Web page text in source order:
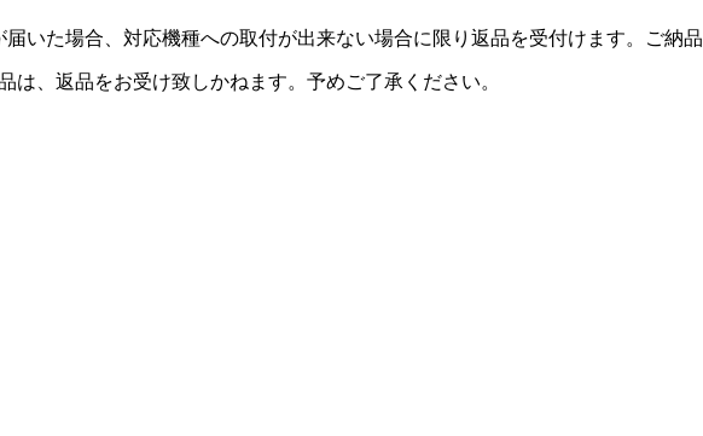
いた場合、対応機種への取付が出来ない場合に限り返品を受付けます。ご納品
、返品をお受け致しかねます。予めご了承ください。